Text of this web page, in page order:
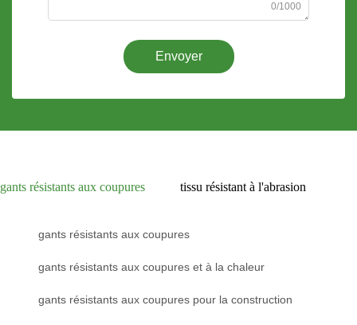
0/1000
Envoyer
gants résistants aux coupures tissu résistant à l'abrasion
gants résistants aux coupures
gants résistants aux coupures et à la chaleur
gants résistants aux coupures pour la construction